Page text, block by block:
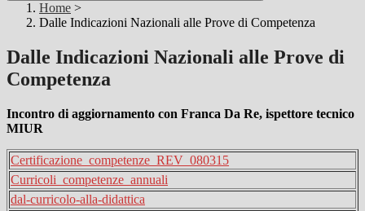
Home >
Dalle Indicazioni Nazionali alle Prove di Competenza
Dalle Indicazioni Nazionali alle Prove di
Competenza
Incontro di aggiornamento con Franca Da Re, ispettore tecnico
MIUR
Certificazione_competenze_REV_080315
Curricoli_competenze_annuali
dal-curricolo-alla-didattica